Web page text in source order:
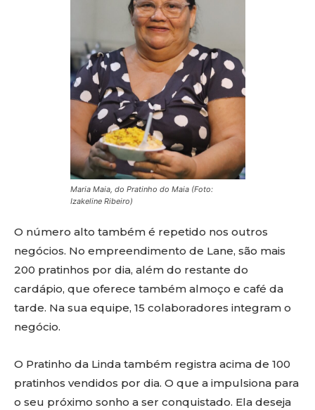
Maria Maia, do Pratinho do Maia (Foto:
Izakeline Ribeiro)
O número alto também é repetido nos outros
negócios. No empreendimento de Lane, são mais
200 pratinhos por dia, além do restante do
cardápio, que oferece também almoço e café da
tarde. Na sua equipe, 15 colaboradores integram o
negócio.
O Pratinho da Linda também registra acima de 100
pratinhos vendidos por dia. O que a impulsiona para
o seu próximo sonho a ser conquistado. Ela deseja